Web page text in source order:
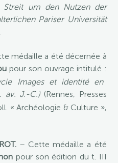
Streit um den Nutzen der
Pariser Universität
médaille a été décernée à
pour son ouvrage intitulé :
Images et identité en
av. J.-C.)(Rennes, Presses
« Archéologie & Culture »,
– Cette médaille a été
pour son édition du t. III